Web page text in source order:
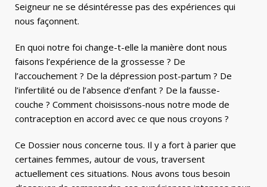
Seigneur ne se désintéresse pas des expériences qui
nous façonnent.
En quoi notre foi change-t-elle la manière dont nous
faisons l’expérience de la grossesse ? De
l’accouchement ? De la dépression post-partum ? De
l’infertilité ou de l’absence d’enfant ? De la fausse-
couche ? Comment choisissons-nous notre mode de
contraception en accord avec ce que nous croyons ?
Ce Dossier nous concerne tous. Il y a fort à parier que
certaines femmes, autour de vous, traversent
actuellement ces situations. Nous avons tous besoin